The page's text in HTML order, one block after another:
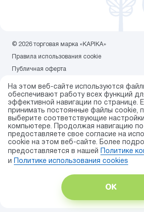
На этом веб-сайте используются
обеспечивают работу всех функций
эффективной навигации по странице.
принимать постоянные файлы cookie,
выберите соответствующие
компьютере. Продолжая навигацию по
предоставляете свое согласие на
cookie на этом веб-сайте. Более
предоставляется в нашей
Политике
и
Политике использования сookies
ОК
© 2026 торговая марка «KAPIKA»
Правила использования cookie
Публичная оферта
Карта сайта
Разработка сайта — ITECH.group